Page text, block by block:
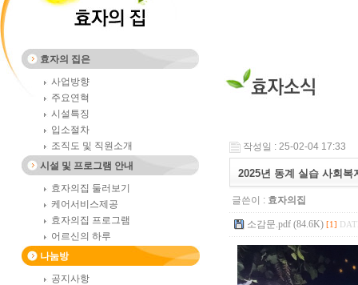
효자의 집은
사업방향
주요연혁
시설특징
입소절차
조직도 및 직원소개
시설 및 프로그램 안내
효자의집 둘러보기
케어서비스제공
효자의집 프로그램
어르신의 하루
나눔방
공지사항
작성일 : 25-02-04 17:33
2025년 동계 실습 사회복
글쓴이 : 효자의집
소감문.pdf (84.6K) [1]